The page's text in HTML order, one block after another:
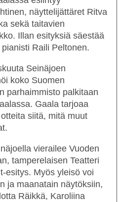
näyttelijättäret Ritva
sekä taitavien
Illan esityksiä säestää
Raili Peltonen.
Seinäjoen
koko Suomen
parhaimmisto palkitaan
Gaala tarjoaa
siitä, mitä muut
vierailee Vuoden
tamperelaisen Teatteri
esitys. Myös yleisö voi
ja maanatain näytöksiin,
Räikkä, Karoliina